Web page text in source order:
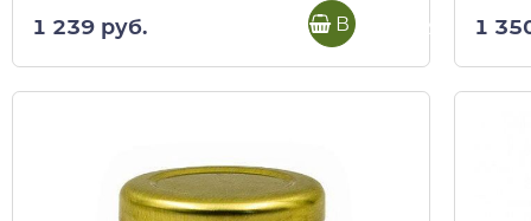
1 239 руб. В корзину 1